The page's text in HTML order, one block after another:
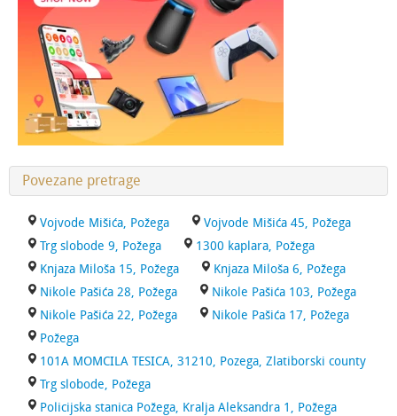
Povezane pretrage
Vojvode Mišića, Požega
Vojvode Mišića 45, Požega
Trg slobode 9, Požega
1300 kaplara, Požega
Knjaza Miloša 15, Požega
Knjaza Miloša 6, Požega
Nikole Pašića 28, Požega
Nikole Pašića 103, Požega
Nikole Pašića 22, Požega
Nikole Pašića 17, Požega
Požega
101A MOMCILA TESICA, 31210, Pozega, Zlatiborski county
Trg slobode, Požega
Policijska stanica Požega, Kralja Aleksandra 1, Požega